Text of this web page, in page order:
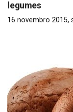
legumes
16 novembro 2015,